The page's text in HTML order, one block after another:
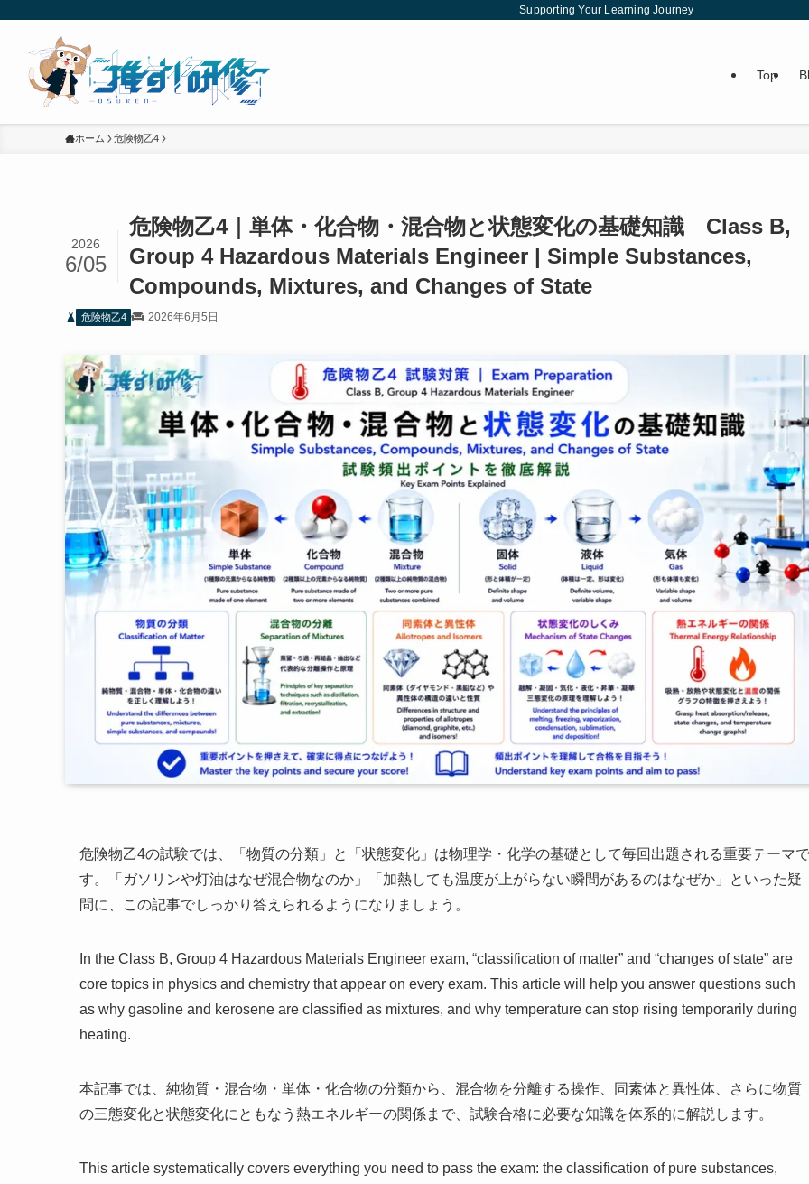
Supporting Your Learning Journey
Top
ホーム 危険物乙4
危険物乙4｜単体・化合物・混合物と状態変化の基礎知識 Class B,
Group 4 Hazardous Materials Engineer | Simple Substances,
Compounds, Mixtures, and Changes of State
2026
6/05
危険物乙4 2026年6月5日
危険物乙4の試験では、「物質の分類」と「状態変化」は物理学・化学の基礎として毎回出題される重要テーマで
す。「ガソリンや灯油はなぜ混合物なのか」「加熱しても温度が上がらない瞬間があるのはなぜか」といった疑
問に、この記事でしっかり答えられるようになりましょう。
In the Class B, Group 4 Hazardous Materials Engineer exam, “classification of matter” and “changes of state” are
core topics in physics and chemistry that appear on every exam. This article will help you answer questions such
as why gasoline and kerosene are classified as mixtures, and why temperature can stop rising temporarily during
heating.
本記事では、純物質・混合物・単体・化合物の分類から、混合物を分離する操作、同素体と異性体、さらに物質
の三態変化と状態変化にともなう熱エネルギーの関係まで、試験合格に必要な知識を体系的に解説します。
This article systematically covers everything you need to pass the exam: the classification of pure substances,